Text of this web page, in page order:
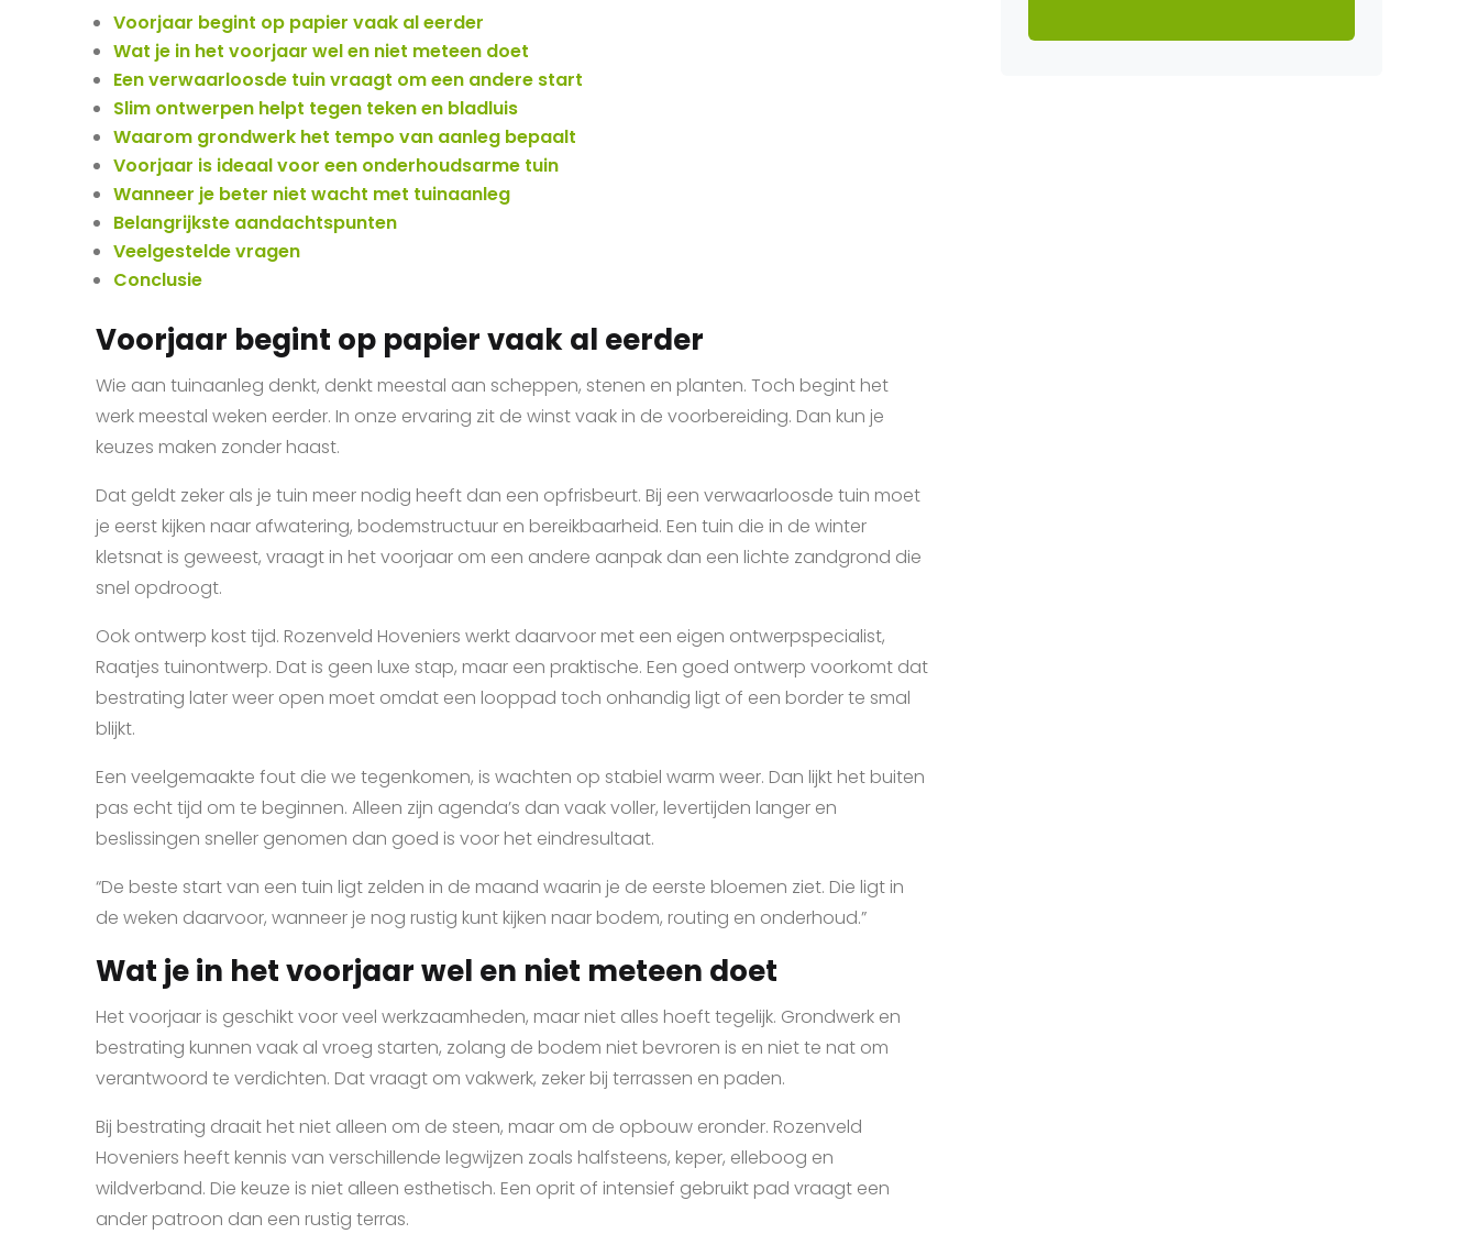
Voorjaar begint op papier vaak al eerder
Wat je in het voorjaar wel en niet meteen doet
Een verwaarloosde tuin vraagt om een andere start
Slim ontwerpen helpt tegen teken en bladluis
Waarom grondwerk het tempo van aanleg bepaalt
Voorjaar is ideaal voor een onderhoudsarme tuin
Wanneer je beter niet wacht met tuinaanleg
Belangrijkste aandachtspunten
Veelgestelde vragen
Conclusie
Voorjaar begint op papier vaak al eerder
Wie aan tuinaanleg denkt, denkt meestal aan scheppen, stenen en planten. Toch begint het
werk meestal weken eerder. In onze ervaring zit de winst vaak in de voorbereiding. Dan kun je
keuzes maken zonder haast.
Dat geldt zeker als je tuin meer nodig heeft dan een opfrisbeurt. Bij een verwaarloosde tuin moet
je eerst kijken naar afwatering, bodemstructuur en bereikbaarheid. Een tuin die in de winter
kletsnat is geweest, vraagt in het voorjaar om een andere aanpak dan een lichte zandgrond die
snel opdroogt.
Ook ontwerp kost tijd. Rozenveld Hoveniers werkt daarvoor met een eigen ontwerpspecialist,
Raatjes tuinontwerp. Dat is geen luxe stap, maar een praktische. Een goed ontwerp voorkomt dat
bestrating later weer open moet omdat een looppad toch onhandig ligt of een border te smal
blijkt.
Een veelgemaakte fout die we tegenkomen, is wachten op stabiel warm weer. Dan lijkt het buiten
pas echt tijd om te beginnen. Alleen zijn agenda’s dan vaak voller, levertijden langer en
beslissingen sneller genomen dan goed is voor het eindresultaat.
“De beste start van een tuin ligt zelden in de maand waarin je de eerste bloemen ziet. Die ligt in
de weken daarvoor, wanneer je nog rustig kunt kijken naar bodem, routing en onderhoud.”
Wat je in het voorjaar wel en niet meteen doet
Het voorjaar is geschikt voor veel werkzaamheden, maar niet alles hoeft tegelijk. Grondwerk en
bestrating kunnen vaak al vroeg starten, zolang de bodem niet bevroren is en niet te nat om
verantwoord te verdichten. Dat vraagt om vakwerk, zeker bij terrassen en paden.
Bij bestrating draait het niet alleen om de steen, maar om de opbouw eronder. Rozenveld
Hoveniers heeft kennis van verschillende legwijzen zoals halfsteens, keper, elleboog en
wildverband. Die keuze is niet alleen esthetisch. Een oprit of intensief gebruikt pad vraagt een
ander patroon dan een rustig terras.